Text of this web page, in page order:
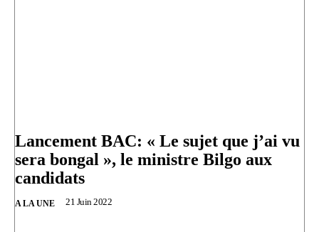
Lancement BAC: « Le sujet que j’ai vu
sera bongal », le ministre Bilgo aux
candidats
A LA UNE 21 Juin 2022